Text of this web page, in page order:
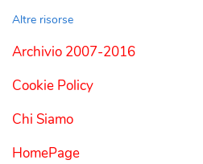
Altre risorse
Archivio 2007-2016
Cookie Policy
Chi Siamo
HomePage